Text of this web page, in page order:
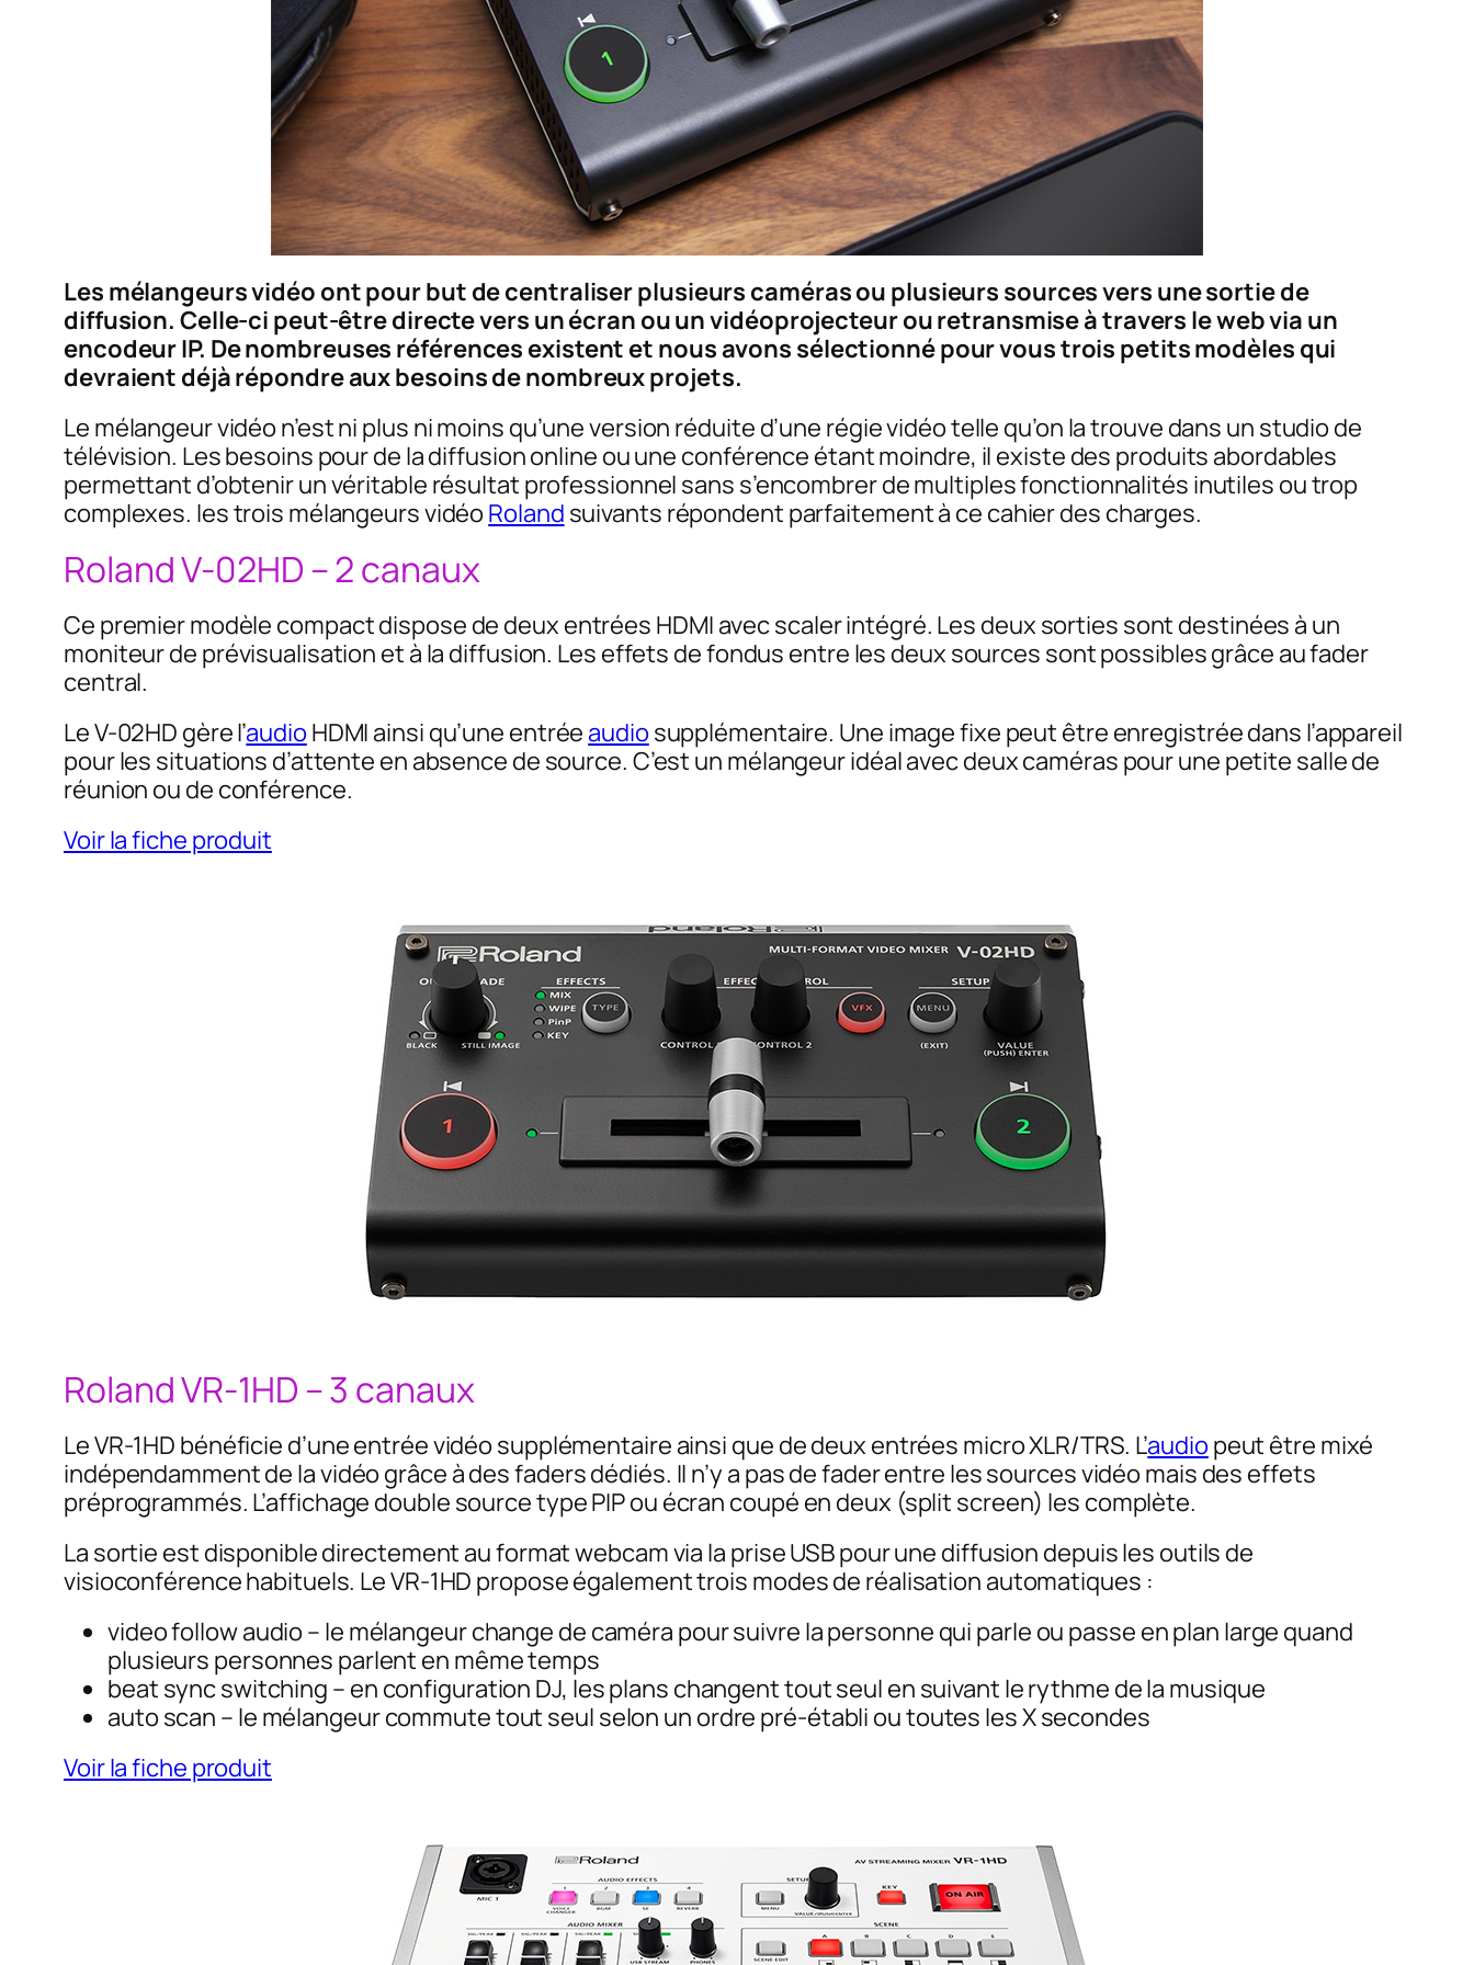
Les mélangeurs vidéo ont pour but de centraliser plusieurs caméras ou plusieurs sources vers une sortie de
diffusion. Celle-ci peut-être directe vers un écran ou un vidéoprojecteur ou retransmise à travers le web via un
encodeur IP. De nombreuses références existent et nous avons sélectionné pour vous trois petits modèles qui
devraient déjà répondre aux besoins de nombreux projets.
Le mélangeur vidéo n’est ni plus ni moins qu’une version réduite d’une régie vidéo telle qu’on la trouve dans un studio de
télévision. Les besoins pour de la diffusion online ou une conférence étant moindre, il existe des produits abordables
permettant d’obtenir un véritable résultat professionnel sans s’encombrer de multiples fonctionnalités inutiles ou trop
complexes. les trois mélangeurs vidéo Roland suivants répondent parfaitement à ce cahier des charges.
Roland V-02HD – 2 canaux
Ce premier modèle compact dispose de deux entrées HDMI avec scaler intégré. Les deux sorties sont destinées à un
moniteur de prévisualisation et à la diffusion. Les effets de fondus entre les deux sources sont possibles grâce au fader
central.
Le V-02HD gère l’audioHDMI ainsi qu’une entrée audiosupplémentaire. Une image fixe peut être enregistrée dans l’appareil
pour les situations d’attente en absence de source. C’est un mélangeur idéal avec deux caméras pour une petite salle de
réunion ou de conférence.
Voir la fiche produit
Roland VR-1HD – 3 canaux
Le VR-1HD bénéficie d’une entrée vidéo supplémentaire ainsi que de deux entrées micro XLR/TRS. L’audiopeut être mixé
indépendamment de la vidéo grâce à des faders dédiés. Il n’y a pas de fader entre les sources vidéo mais des effets
préprogrammés. L’affichage double source type PIP ou écran coupé en deux (split screen) les complète.
La sortie est disponible directement au format webcam via la prise USB pour une diffusion depuis les outils de
visioconférence habituels. Le VR-1HD propose également trois modes de réalisation automatiques :
video follow audio – le mélangeur change de caméra pour suivre la personne qui parle ou passe en plan large quand
plusieurs personnes parlent en même temps
beat sync switching – en configuration DJ, les plans changent tout seul en suivant le rythme de la musique
auto scan – le mélangeur commute tout seul selon un ordre pré-établi ou toutes les X secondes
Voir la fiche produit